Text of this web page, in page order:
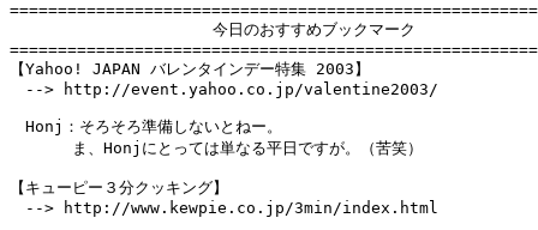
今日のおすすめブックマーク
【Yahoo! JAPAN バレンタインデー特集 2003】
--> http://event.yahoo.co.jp/valentine2003/
Honj：そろそろ準備しないとねー。
ま、Honjにとっては単なる平日ですが。（苦笑）
【キューピー３分クッキング】
--> http://www.kewpie.co.jp/3min/index.html